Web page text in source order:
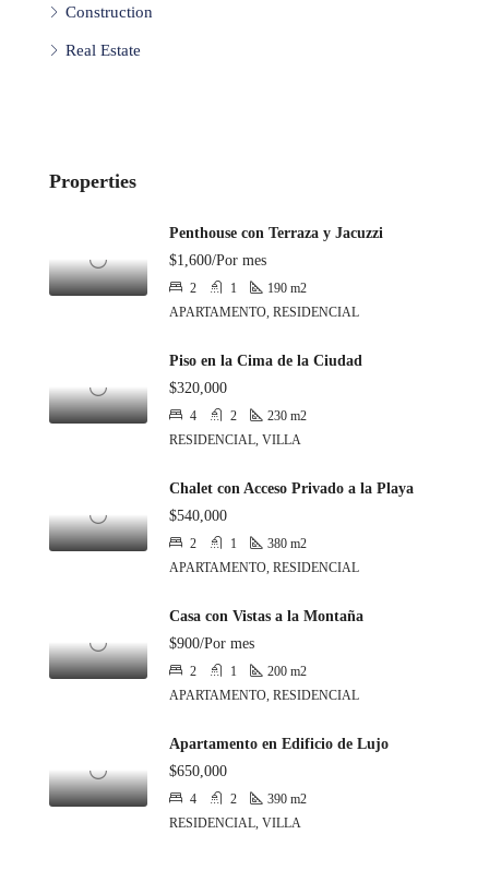
Construction
Real Estate
Properties
Penthouse con Terraza y Jacuzzi
$1,600/Por mes
2 1 190 m2
APARTAMENTO, RESIDENCIAL
Piso en la Cima de la Ciudad
$320,000
4 2 230 m2
RESIDENCIAL, VILLA
Chalet con Acceso Privado a la Playa
$540,000
2 1 380 m2
APARTAMENTO, RESIDENCIAL
Casa con Vistas a la Montaña
$900/Por mes
2 1 200 m2
APARTAMENTO, RESIDENCIAL
Apartamento en Edificio de Lujo
$650,000
4 2 390 m2
RESIDENCIAL, VILLA